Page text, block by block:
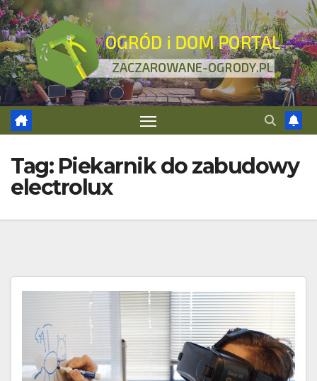
Skip
to
content
Tag: Piekarnik do zabudowy
electrolux